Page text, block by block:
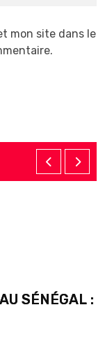
mon site dans le
SÉNÉGAL :